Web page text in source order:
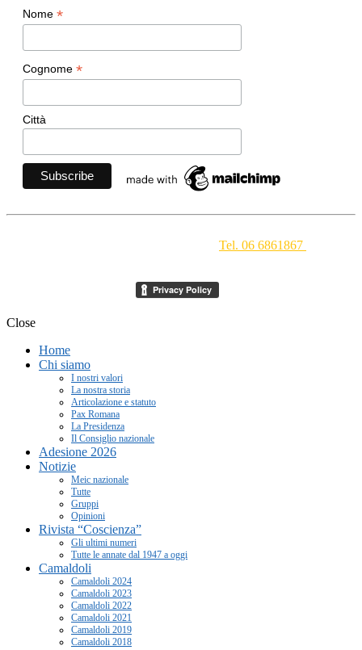
Nome *
Cognome *
Città
Tel. 06 6861867
Close
Home
Chi siamo
I nostri valori
La nostra storia
Articolazione e statuto
Pax Romana
La Presidenza
Il Consiglio nazionale
Adesione 2026
Notizie
Meic nazionale
Tutte
Gruppi
Opinioni
Rivista “Coscienza”
Gli ultimi numeri
Tutte le annate dal 1947 a oggi
Camaldoli
Camaldoli 2024
Camaldoli 2023
Camaldoli 2022
Camaldoli 2021
Camaldoli 2019
Camaldoli 2018